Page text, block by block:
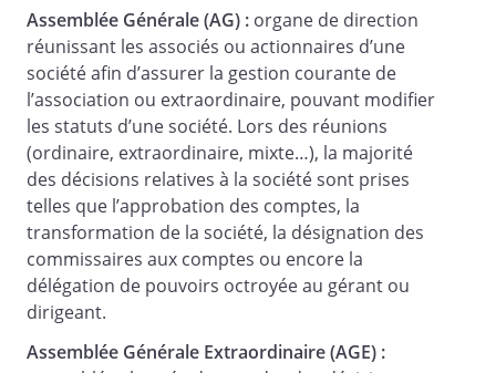
, statuant aux conditions de quorum et
de majorité requises, décide, sur
proposition du président, de nommer en
qualité de liquidateur, et ce, pour toute la
durée de la liquidation,
demeurant
, ici
présent. Ce dernier déclare accepter les
fonctions de liquidateur qui viennent de
lui être confiées et n'être frappé d'aucune
des interdictions prévues par les
dispositions de l'article L. 237-4 du Code
Assemblée Générale (AG) : organe de direction
réunissant les associés ou actionnaires d’une
société afin d’assurer la gestion courante de
l’association ou extraordinaire, pouvant modifier
les statuts d’une société. Lors des réunions
(ordinaire, extraordinaire, mixte…), la majorité
des décisions relatives à la société sont prises
telles que l’approbation des comptes, la
transformation de la société, la désignation des
commissaires aux comptes ou encore la
délégation de pouvoirs octroyée au gérant ou
dirigeant.
Assemblée Générale Extraordinaire (AGE) :